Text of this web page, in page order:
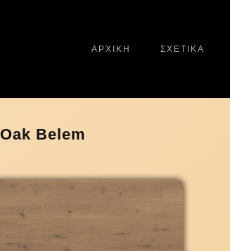
ΑΡΧΙΚΗ ΣΧΕΤΙΚΑ
Oak Belem